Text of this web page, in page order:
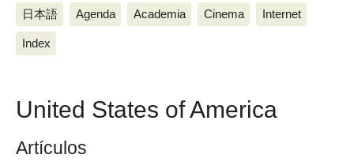
日本語 Agenda Academia Cinema Internet
Index
United States of America
Artículos